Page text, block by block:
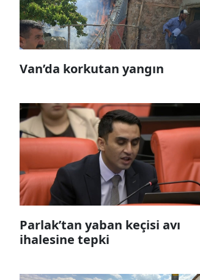
Van’da korkutan yangın
Parlak’tan yaban keçisi avı
ihalesine tepki